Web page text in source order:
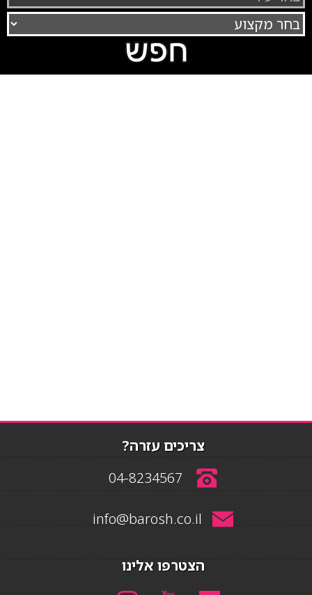
צריכים עזרה?
04-8234567
info@barosh.co.il
הצטרפו אלינו